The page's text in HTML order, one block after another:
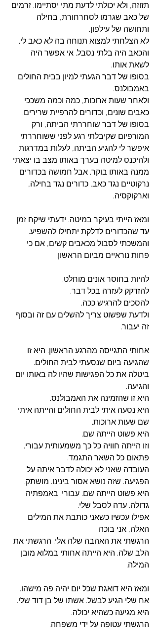
תזוזה, ולא יכולתי לדעת מתי יסתיימו. זרמים
של כאב שגרמו לסחרחורת, בחילה
ותחושה של עילפון.
לא הצלחתי למצוא תנוחה בה לא כאב לי.
והכאב היה בלתי נסבל. אי אפשר היה
לשאת אותו.
בסופו של דבר הגעתי למיון בבית החולים.
באמבולנס.
ולאחר שעות ארוכות, כמה וכמה משככי
כאבים שונים, וכדורים להרפיית שרירים.
בסופו של דבר שוחררתי הביתה, ורק
המורפיום שקיבלתי רגע לפני ששוחררתי
איפשר לי להגיע הביתה, לעלות במדרגות
ולהיכנס למיטה בערך באותו מצב בו יצאתי
ממנה באותו בוקר. אבל חמושה בכדורים
נרקוטיים נגד כאב, כדורים נגד בחילה,
וארקוקסיה.
ומאז הייתי בעיקר במיטה. ידעתי שיקח זמן
עד שהכדורים לדלקת יתחילו להשפיע.
והמשכתי לסבול מכאבים קשים, אם כי
פחות נוראיים מביום הראשון.
להיות בחוסר אונים מוחלט.
להזדקק לעזרה בכל דבר.
להסכים להרגיש ככה.
ולדעת שפשוט צריך להשלים עם זה ובסוף
זה יעבור.
אחותי התגייסה מהרגע הראשון. היא זו
שהגיעה ביום שנסעתי לבית החולים.
ביטלה את כל הפגישות שהיו לה באותו יום
והגיעה.
היא זו שהזמינה את האמבולנס.
היא נסעה איתי לבית החולים והייתה איתי
שם שעות ארוכות.
היא פשוט הייתה שם.
וזו הייתה חוויה כל כך משמעותית עבורי.
פתאום כל השאר התגמד.
העובדה שאני לא יכולה לדבר איתה על
הפגיעה. שזה נושא אסור בינינו. מושתק.
היא פשוט הייתה שם. עבורי. באמפתיה
גדולה. עדה לסבל שלי.
אפילו עכשיו כשאני כותבת את המילים
האלה, אני בוכה.
הרגשתי את האהבה שלה אלי. הרגשתי את
הלב שלה. היא הייתה אחותי במלוא מובן
המילה.
ומאז היא דואגת שכל יום יהיה פה מישהו.
אח שלי הגיע לבשל. אשתו של בן דוד שלי.
היא מגיעה כשהיא יכולה.
הרגשתי עטופה על ידי משפחה.